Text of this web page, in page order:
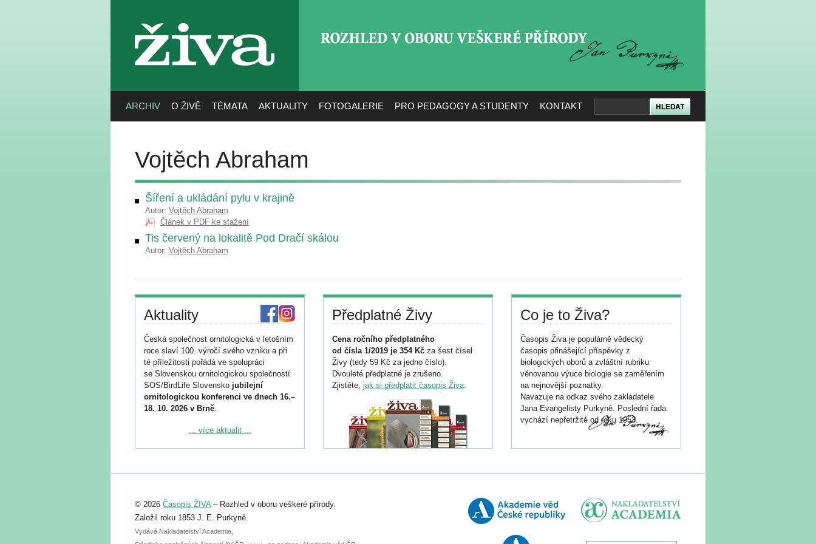
živa
ARCHIV O ŽIVĚ TÉMATA AKTUALITY FOTOGALERIE PRO PEDAGOGY A STUDENTY KONTAKT
Vojtěch Abraham
Šíření a ukládání pylu v krajině
Autor: Vojtěch Abraham
Článek v PDF ke stažení
Tis červený na lokalitě Pod Dračí skálou
Autor: Vojtěch Abraham
Aktuality
Česká společnost ornitologická v letošním
roce slaví 100. výročí svého vzniku a při
té příležitosti pořádá ve spolupráci
se Slovenskou ornitologickou společností
SOS/BirdLife Slovensko jubilejní
ornitologickou konferenci ve dnech 16.–
18. 10. 2026 v Brně.
Podrobnější informace ke konferenci
Registrovat se můžete do 6. září.
abstraktu přihlášené přednášky nebo
posteru je už 30. června.
... více aktualit ...
Předplatné Živy
Cena ročního předplatného
od čísla 1/2019 je 354 Kč za šest čísel
Živy (tedy 59 Kč za jedno číslo).
Dvouleté předplatné je zrušeno.
Zjistěte, jak si předplatit časopis Živa.
Co je to Živa?
Časopis Živa je populárně vědecký
časopis přinášející příspěvky z
biologických oborů a zvláštní rubriku
věnovanou výuce biologie se zaměřením
na nejnovější poznatky.
Navazuje na odkaz svého zakladatele
Jana Evangelisty Purkyně. Poslední řada
vychází nepřetržitě od roku 1953.
© 2026 Časopis ŽIVA– Rozhled v oboru veškeré přírody.
Založil roku 1853 J. E. Purkyně.
Vydává Nakladatelství Academia,